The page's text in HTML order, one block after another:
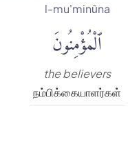
l-mu'minūna
ٱلْمُؤْمِنُونَ
the believers
நம்பிக்கையாளர்கள்